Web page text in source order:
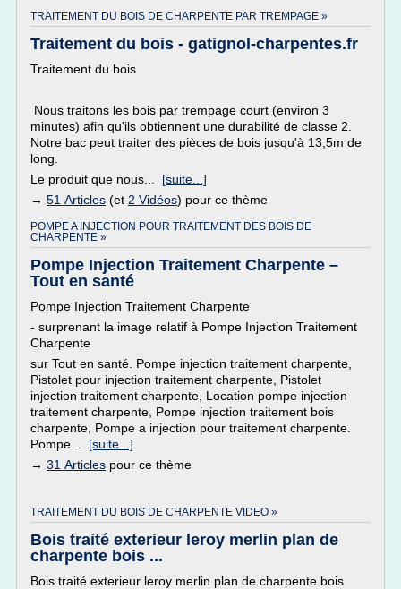
TRAITEMENT DU BOIS DE CHARPENTE PAR TREMPAGE »
Traitement du bois - gatignol-charpentes.fr
Traitement du bois
Nous traitons les bois par trempage court (environ 3
minutes) afin qu'ils obtiennent une durabilité de classe 2.
Notre bac peut traiter des pièces de bois jusqu'à 13,5m de
long.
Le produit que nous... [suite...]
→ 51 Articles (et 2 Vidéos) pour ce thème
POMPE A INJECTION POUR TRAITEMENT DES BOIS DE
CHARPENTE »
Pompe Injection Traitement Charpente –
Tout en santé
Pompe Injection Traitement Charpente
- surprenant la image relatif à Pompe Injection Traitement
Charpente
sur Tout en santé. Pompe injection traitement charpente,
Pistolet pour injection traitement charpente, Pistolet
injection traitement charpente, Location pompe injection
traitement charpente, Pompe injection traitement bois
charpente, Pompe a injection pour traitement charpente.
Pompe... [suite...]
→ 31 Articles pour ce thème
TRAITEMENT DU BOIS DE CHARPENTE VIDEO »
Bois traité exterieur leroy merlin plan de
charpente bois ...
Bois traité exterieur leroy merlin plan de charpente bois